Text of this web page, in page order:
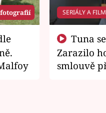
SERIÁLY A
Zarazilo
smlouvě